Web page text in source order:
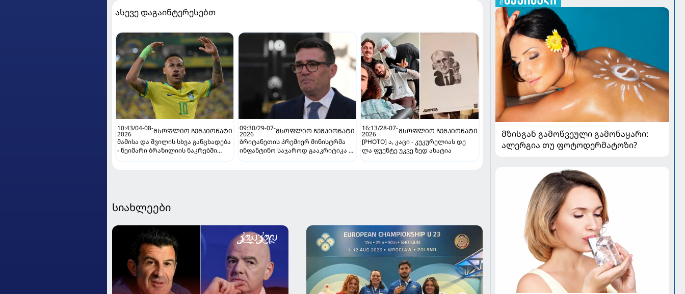
ასევე დაგაინტერესებთ
10:43/04-08-
2026
ᲛᲡᲝᲤᲚᲘᲝ ᲩᲔᲛᲞᲘᲝᲜᲐᲢᲘ
მამისა და შვილის სხვა განცხადება
- ნეიმარი ბრაზილიის ნაკრებში
09:30/29-07-
2026
ᲛᲡᲝᲤᲚᲘᲝ ᲩᲔᲛᲞᲘᲝᲜᲐᲢᲘ
ბრიტანეთის პრემიერ მინისტრმა
ინფანტინო საჯაროდ გააკრიტიკა -
16:13/28-07-
2026
ᲛᲡᲝᲤᲚᲘᲝ ᲩᲔᲛᲞᲘᲝᲜᲐᲢᲘ
[PHOTO] ა, კაცი - კუკურელიას დე
ლა ფუენტე უკვე ზედ ახატია
სიახლეები
მზისგან გამოწვეული გამონაყარი:
ალერგია თუ ფოტოდერმატოზი?